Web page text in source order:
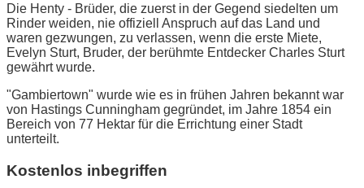
Die Henty - Brüder, die zuerst in der Gegend siedelten um
Rinder weiden, nie offiziell Anspruch auf das Land und
waren gezwungen, zu verlassen, wenn die erste Miete,
Evelyn Sturt, Bruder, der berühmte Entdecker Charles Sturt
gewährt wurde.
"Gambiertown" wurde wie es in frühen Jahren bekannt war
von Hastings Cunningham gegründet, im Jahre 1854 ein
Bereich von 77 Hektar für die Errichtung einer Stadt
unterteilt.
Kostenlos inbegriffen